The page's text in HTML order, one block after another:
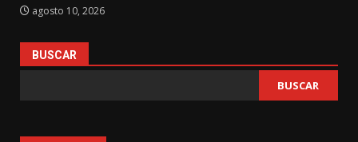
agosto 10, 2026
BUSCAR
BUSCAR